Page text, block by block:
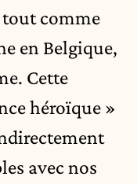
comme
en Belgique,
Cette
héroïque »
avec nos